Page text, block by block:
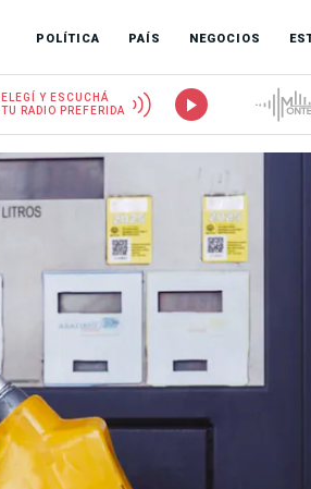
POLÍTICA PAÍS NEGOCIOS
ELEGÍ Y ESCUCHÁ
TU RADIO PREFERIDA